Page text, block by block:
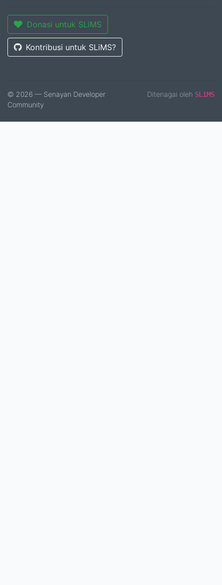
Donasi untuk SLiMS
Kontribusi untuk SLiMS?
© 2026 — Senayan Developer
Community
Ditenagai oleh SLiMS